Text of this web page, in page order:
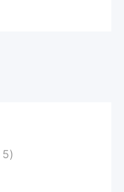
5)